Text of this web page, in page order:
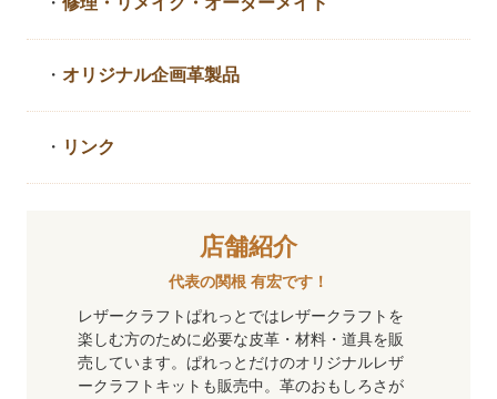
・ オリジナル企画革製品
・ リンク
店舗紹介
代表の関根 有宏です！
レザークラフトぱれっとではレザークラフトを
楽しむ方のために必要な皮革・材料・道具を販
売しています。ぱれっとだけのオリジナルレザ
ークラフトキットも販売中。革のおもしろさが